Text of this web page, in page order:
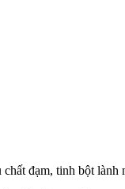
đạm, tinh bột lành